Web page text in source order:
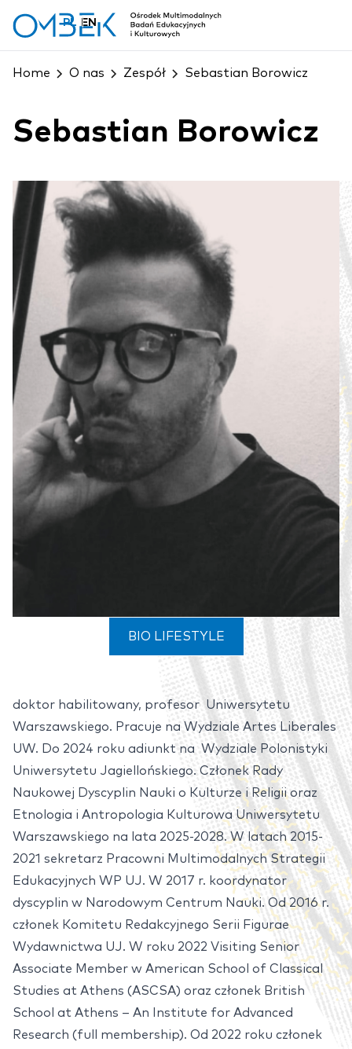
EN
PL
Home O nas Zespół Sebastian Borowicz
Sebastian Borowicz
doktor habilitowany, profesor Uniwersytetu
Warszawskiego. Pracuje na Wydziale Artes Liberales
UW. Do 2024 roku adiunkt na Wydziale Polonistyki
Uniwersytetu Jagiellońskiego. Członek Rady
Naukowej Dyscyplin Nauki o Kulturze i Religii oraz
Etnologia i Antropologia Kulturowa Uniwersytetu
Warszawskiego na lata 2025-2028. W latach 2015-
2021 sekretarz Pracowni Multimodalnych Strategii
Edukacyjnych WP UJ. W 2017 r. koordynator
dyscyplin w Narodowym Centrum Nauki. Od 2016 r.
członek Komitetu Redakcyjnego Serii Figurae
Wydawnictwa UJ. W roku 2022 Visiting Senior
Associate Member w American School of Classical
Studies at Athens (ASCSA) oraz członek British
School at Athens – An Institute for Advanced
Research (full membership). Od 2022 roku członek
BIO LIFESTYLE